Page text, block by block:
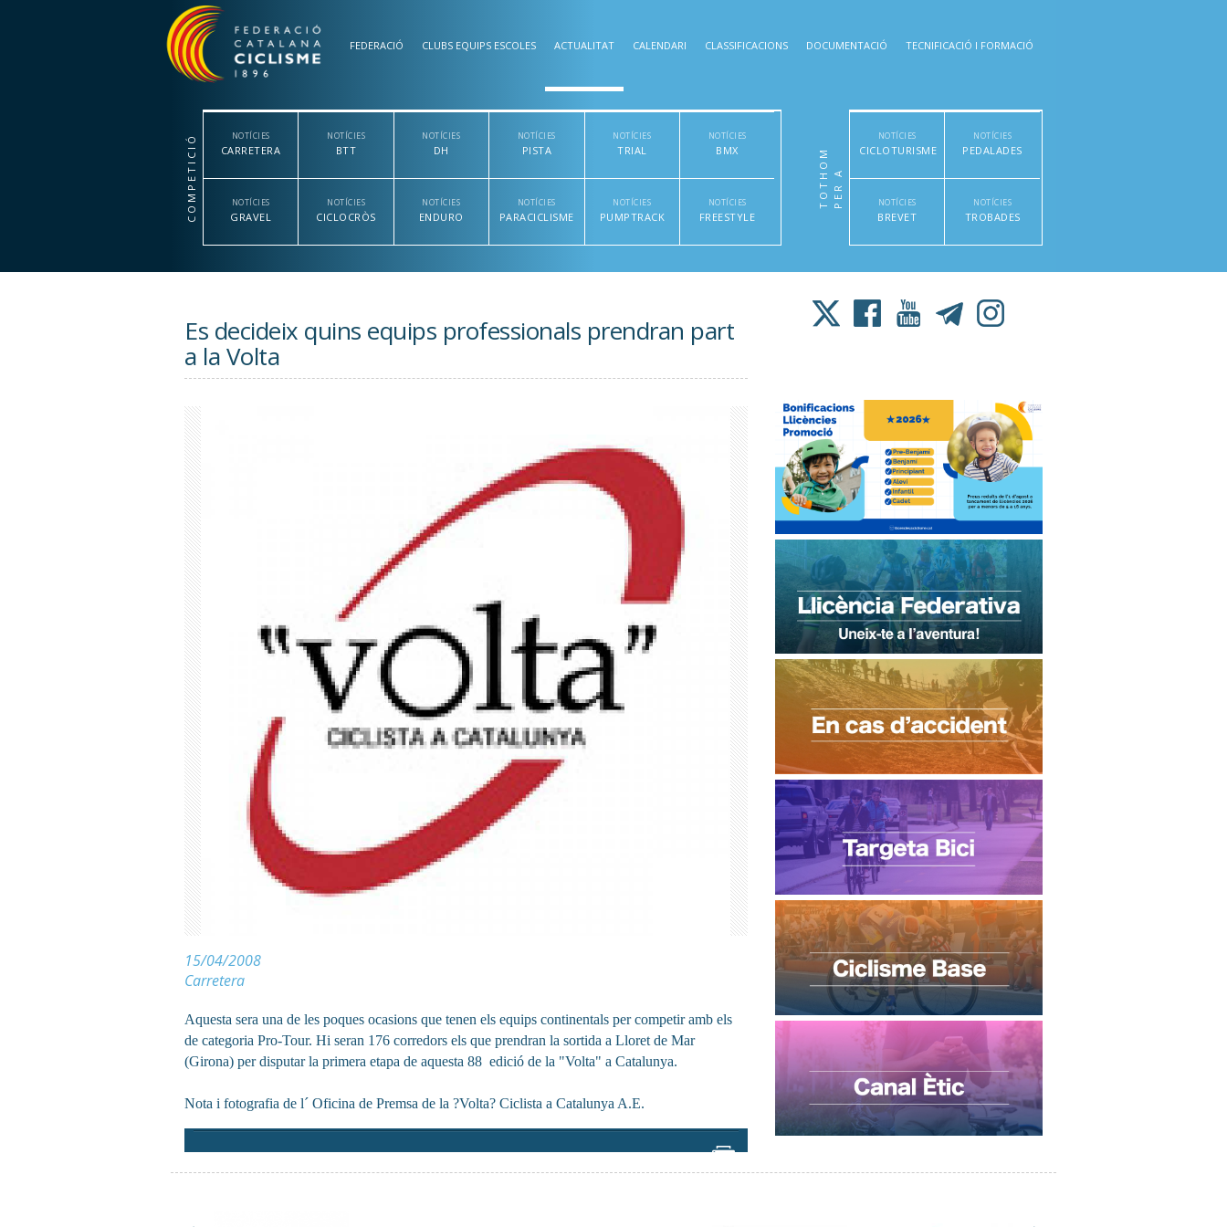
FEDERACIÓ CLUBS EQUIPS ESCOLES ACTUALITAT CALENDARI CLASSIFICACIONS DOCUMENTACIÓ TECNIFICACIÓ I FORMACIÓ
COMPETICIÓ NOTÍCIES
CARRETERA
NOTÍCIES
BTT
NOTÍCIES
DH
NOTÍCIES
PISTA
NOTÍCIES
TRIAL
NOTÍCIES
BMX
NOTÍCIES
GRAVEL
NOTÍCIES
CICLOCRÒS
NOTÍCIES
ENDURO
NOTÍCIES
PARACICLISME
NOTÍCIES
PUMPTRACK
NOTÍCIES
FREESTYLE
P
E
R
A
T
O
T
H
O
M
NOTÍCIES
CICLOTURISME
NOTÍCIES
PEDALADES
NOTÍCIES
BREVET
NOTÍCIES
TROBADES
Es decideix quins equips professionals prendran part
a la Volta
15/04/2008
Carretera
Aquesta sera una de les poques ocasions que tenen els equips continentals per competir amb els
de categoria Pro-Tour. Hi seran 176 corredors els que prendran la sortida a Lloret de Mar
(Girona) per disputar la primera etapa de aquesta 88 edició de la "Volta" a Catalunya.
Nota i fotografia de l´ Oficina de Premsa de la ?Volta? Ciclista a Catalunya A.E.